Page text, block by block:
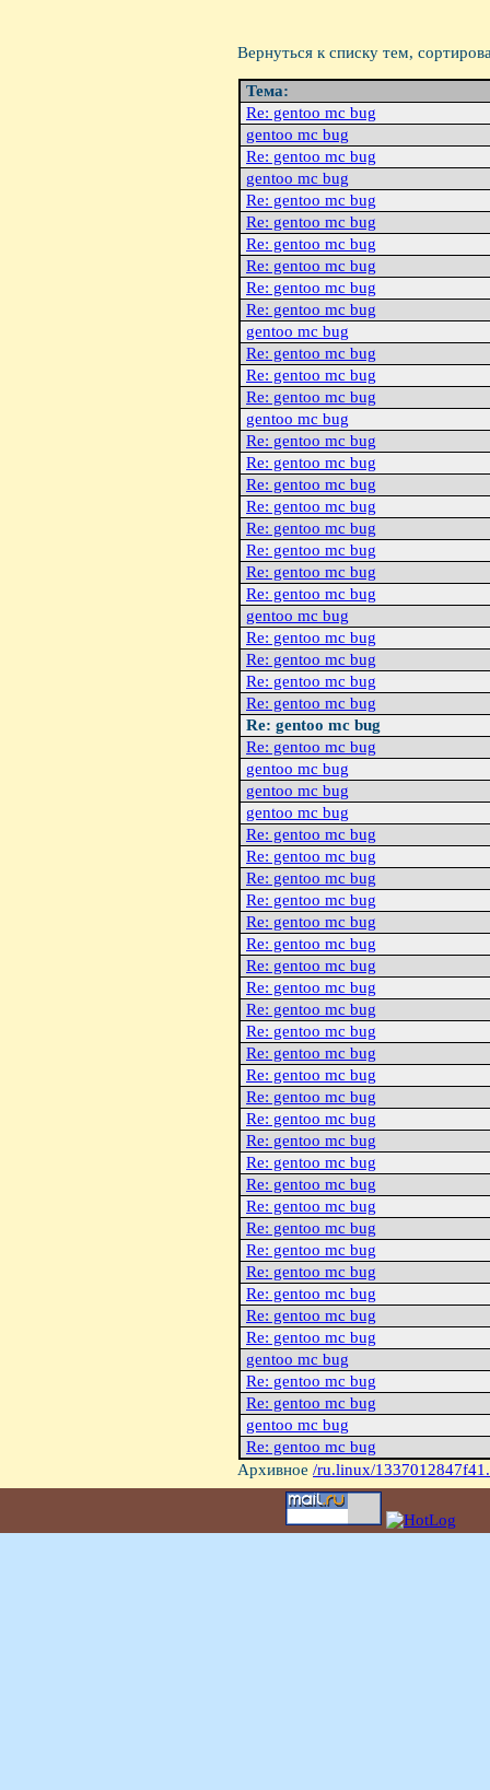
Вернуться к списку тем,
Тема:
Re: gentoo mc bug
gentoo mc bug
Re: gentoo mc bug
gentoo mc bug
Re: gentoo mc bug
Re: gentoo mc bug
Re: gentoo mc bug
Re: gentoo mc bug
Re: gentoo mc bug
Re: gentoo mc bug
gentoo mc bug
Re: gentoo mc bug
Re: gentoo mc bug
Re: gentoo mc bug
gentoo mc bug
Re: gentoo mc bug
Re: gentoo mc bug
Re: gentoo mc bug
Re: gentoo mc bug
Re: gentoo mc bug
Re: gentoo mc bug
Re: gentoo mc bug
Re: gentoo mc bug
gentoo mc bug
Re: gentoo mc bug
Re: gentoo mc bug
Re: gentoo mc bug
Re: gentoo mc bug
Re: gentoo mc bug
Re: gentoo mc bug
gentoo mc bug
gentoo mc bug
gentoo mc bug
Re: gentoo mc bug
Re: gentoo mc bug
Re: gentoo mc bug
Re: gentoo mc bug
Re: gentoo mc bug
Re: gentoo mc bug
Re: gentoo mc bug
Re: gentoo mc bug
Re: gentoo mc bug
Re: gentoo mc bug
Re: gentoo mc bug
Re: gentoo mc bug
Re: gentoo mc bug
Re: gentoo mc bug
Re: gentoo mc bug
Re: gentoo mc bug
Re: gentoo mc bug
Re: gentoo mc bug
Re: gentoo mc bug
Re: gentoo mc bug
Re: gentoo mc bug
Re: gentoo mc bug
Re: gentoo mc bug
Re: gentoo mc bug
gentoo mc bug
Re: gentoo mc bug
Re: gentoo mc bug
gentoo mc bug
Re: gentoo mc bug
Архивное /ru.linux/